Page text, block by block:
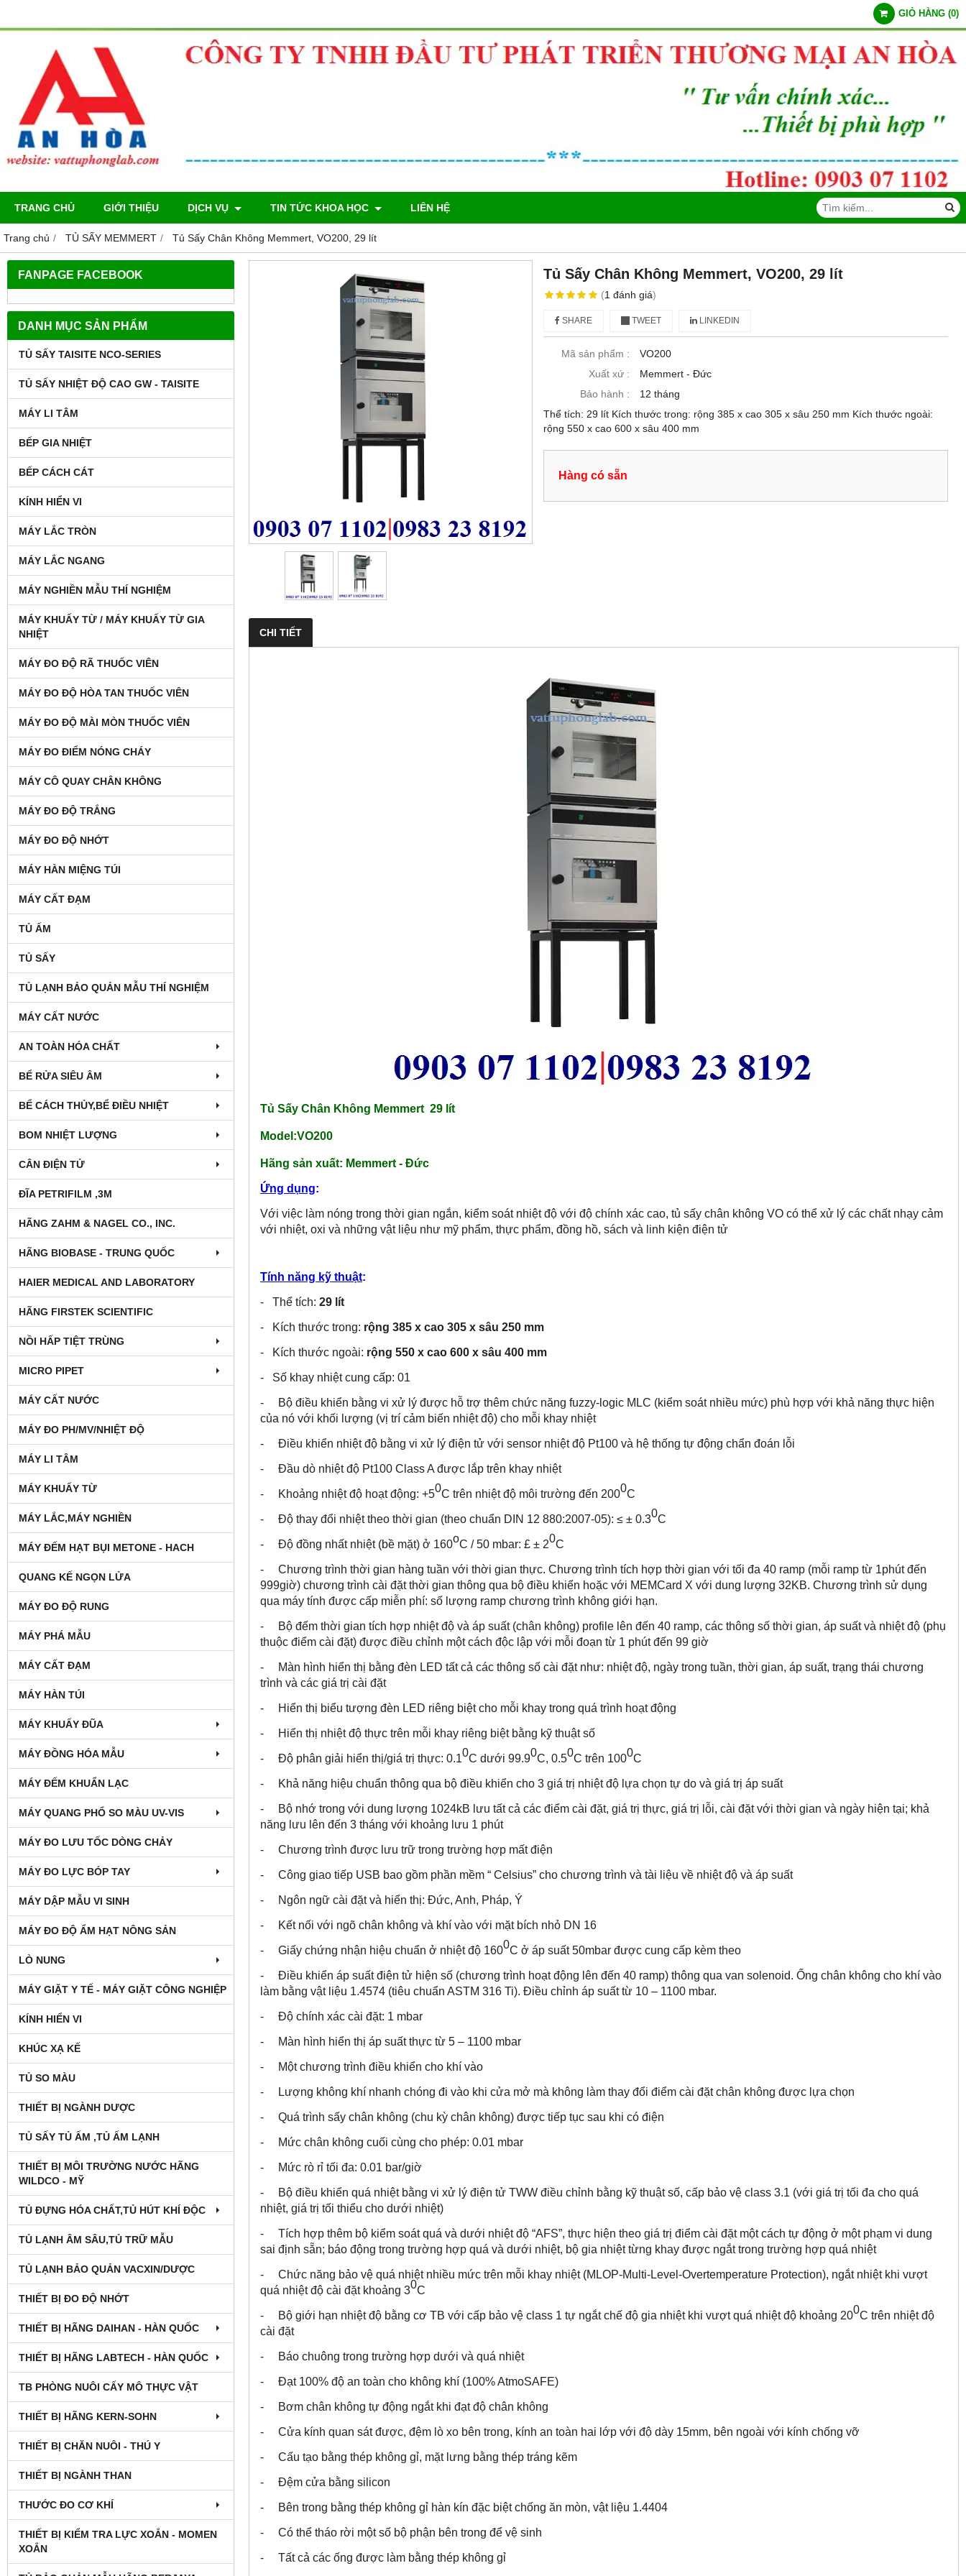
GIỎ HÀNG (0)
TRANG CHỦ GIỚI THIỆU DỊCH VỤ TIN TỨC KHOA HỌC LIÊN HỆ
Trang chủ TỦ SẤY MEMMERT Tủ Sấy Chân Không Memmert, VO200, 29 lít
FANPAGE FACEBOOK
DANH MỤC SẢN PHẨM
TỦ SẤY TAISITE NCO-SERIES
TỦ SẤY NHIỆT ĐỘ CAO GW - TAISITE
MÁY LI TÂM
BẾP GIA NHIỆT
BẾP CÁCH CÁT
KÍNH HIỂN VI
MÁY LẮC TRÒN
MÁY LẮC NGANG
MÁY NGHIỀN MẪU THÍ NGHIỆM
MÁY KHUẤY TỪ / MÁY KHUẤY TỪ GIA
NHIỆT
MÁY ĐO ĐỘ RÃ THUỐC VIÊN
MÁY ĐO ĐỘ HÒA TAN THUỐC VIÊN
MÁY ĐO ĐỘ MÀI MÒN THUỐC VIÊN
MÁY ĐO ĐIỂM NÓNG CHÁY
MÁY CÔ QUAY CHÂN KHÔNG
MÁY ĐO ĐỘ TRẮNG
MÁY ĐO ĐỘ NHỚT
MÁY HÀN MIỆNG TÚI
MÁY CẤT ĐẠM
TỦ ẤM
TỦ SẤY
TỦ LẠNH BẢO QUẢN MẪU THÍ NGHIỆM
MÁY CẤT NƯỚC
AN TOÀN HÓA CHẤT
BỂ RỬA SIÊU ÂM
BỂ CÁCH THỦY,BỂ ĐIỀU NHIỆT
BOM NHIỆT LƯỢNG
CÂN ĐIỆN TỬ
ĐĨA PETRIFILM ,3M
HÃNG ZAHM & NAGEL CO., INC.
HÃNG BIOBASE - TRUNG QUỐC
HAIER MEDICAL AND LABORATORY
HÃNG FIRSTEK SCIENTIFIC
NỒI HẤP TIỆT TRÙNG
MICRO PIPET
MÁY CẤT NƯỚC
MÁY ĐO PH/MV/NHIỆT ĐỘ
MÁY LI TÂM
MÁY KHUẤY TỪ
MÁY LẮC,MÁY NGHIỀN
MÁY ĐẾM HẠT BỤI METONE - HACH
QUANG KẾ NGỌN LỬA
MÁY ĐO ĐỘ RUNG
MÁY PHÁ MẪU
MÁY CẤT ĐẠM
MÁY HÀN TÚI
MÁY KHUẤY ĐŨA
MÁY ĐỒNG HÓA MẪU
MÁY ĐẾM KHUẨN LẠC
MÁY QUANG PHỔ SO MÀU UV-VIS
MÁY ĐO LƯU TỐC DÒNG CHẢY
MÁY ĐO LỰC BÓP TAY
MÁY DẬP MẪU VI SINH
MÁY ĐO ĐỘ ẨM HẠT NÔNG SẢN
LÒ NUNG
MÁY GIẶT Y TẾ - MÁY GIẶT CÔNG NGHIỆP
KÍNH HIỂN VI
KHÚC XẠ KẾ
TỦ SO MÀU
THIẾT BỊ NGÀNH DƯỢC
TỦ SẤY TỦ ẤM ,TỦ ẤM LẠNH
THIẾT BỊ MÔI TRƯỜNG NƯỚC HÃNG
WILDCO - MỸ
TỦ ĐỰNG HÓA CHẤT,TỦ HÚT KHÍ ĐỘC
TỦ LẠNH ÂM SÂU,TỦ TRỮ MẪU
TỦ LẠNH BẢO QUẢN VACXIN/DƯỢC
THIẾT BỊ ĐO ĐỘ NHỚT
THIẾT BỊ HÃNG DAIHAN - HÀN QUỐC
THIẾT BỊ HÃNG LABTECH - HÀN QUỐC
TB PHÒNG NUÔI CẤY MÔ THỰC VẬT
THIẾT BỊ HÃNG KERN-SOHN
THIẾT BỊ CHĂN NUÔI - THÚ Y
THIẾT BỊ NGÀNH THAN
THƯỚC ĐO CƠ KHÍ
THIẾT BỊ KIỂM TRA LỰC XOẮN - MOMEN
XOẮN
Tủ Sấy Chân Không Memmert, VO200, 29 lít
(1đánh giá)
SHARE TWEET LINKEDIN
Mã sản phẩm :
VO200
Xuất xứ :
Memmert - Đức
Bảo hành :
12 tháng
Thể tích: 29 lít Kích thước trong: rộng 385 x cao 305 x sâu 250 mm Kích thước ngoài:
rộng 550 x cao 600 x sâu 400 mm
Hàng có sẵn
CHI TIẾT
Tủ Sấy Chân Không Memmert 29 lít
Model:VO200
Hãng sản xuất: Memmert - Đức
Ứng dụng:
Với việc làm nóng trong thời gian ngắn, kiểm soát nhiệt độ với độ chính xác cao, tủ sấy chân không VO có thể xử lý các chất nhạy cảm
với nhiệt, oxi và những vật liệu như mỹ phẩm, thực phẩm, đồng hồ, sách và linh kiện điện tử
Tính năng kỹ thuật:
- Thể tích: 29 lít
- Kích thước trong: rộng 385 x cao 305 x sâu 250 mm
- Kích thước ngoài: rộng 550 x cao 600 x sâu 400 mm
- Số khay nhiệt cung cấp: 01
- Bộ điều khiển bằng vi xử lý được hỗ trợ thêm chức năng fuzzy-logic MLC (kiểm soát nhiều mức) phù hợp với khả năng thực hiện
của nó với khối lượng (vị trí cảm biến nhiệt độ) cho mỗi khay nhiệt
- Điều khiển nhiệt độ bằng vi xử lý điện tử với sensor nhiệt độ Pt100 và hệ thống tự động chẩn đoán lỗi
- Đầu dò nhiệt độ Pt100 Class A được lắp trên khay nhiệt
- Khoảng nhiệt độ hoạt động: +50C trên nhiệt độ môi trường đến 2000C
- Độ thay đổi nhiệt theo thời gian (theo chuẩn DIN 12 880:2007-05): ≤ ± 0.30C
- Độ đồng nhất nhiệt (bề mặt) ở 160oC / 50 mbar: £ ± 20C
- Chương trình thời gian hàng tuần với thời gian thực. Chương trình tích hợp thời gian với tối đa 40 ramp (mỗi ramp từ 1phút đến
999giờ) chương trình cài đặt thời gian thông qua bộ điều khiển hoặc với MEMCard X với dung lượng 32KB. Chương trình sử dụng
qua máy tính được cấp miễn phí: số lượng ramp chương trình không giới hạn.
- Bộ đếm thời gian tích hợp nhiệt độ và áp suất (chân không) profile lên đến 40 ramp, các thông số thời gian, áp suất và nhiệt độ (phụ
thuộc điểm cài đặt) được điều chỉnh một cách độc lập với mỗi đoạn từ 1 phút đến 99 giờ
- Màn hình hiển thị bằng đèn LED tất cả các thông số cài đặt như: nhiệt độ, ngày trong tuần, thời gian, áp suất, trạng thái chương
trình và các giá trị cài đặt
- Hiển thị biểu tượng đèn LED riêng biệt cho mỗi khay trong quá trình hoạt động
- Hiển thị nhiệt độ thực trên mỗi khay riêng biệt bằng kỹ thuật số
- Độ phân giải hiển thị/giá trị thực: 0.10C dưới 99.90C, 0.50C trên 1000C
- Khả năng hiệu chuẩn thông qua bộ điều khiển cho 3 giá trị nhiệt độ lựa chọn tự do và giá trị áp suất
- Bộ nhớ trong với dung lượng 1024kB lưu tất cả các điểm cài đặt, giá trị thực, giá trị lỗi, cài đặt với thời gian và ngày hiện tại; khả
năng lưu lên đến 3 tháng với khoảng lưu 1 phút
- Chương trình được lưu trữ trong trường hợp mất điện
- Công giao tiếp USB bao gồm phần mềm “ Celsius” cho chương trình và tài liệu về nhiệt độ và áp suất
- Ngôn ngữ cài đặt và hiển thị: Đức, Anh, Pháp, Ý
- Kết nối với ngõ chân không và khí vào với mặt bích nhỏ DN 16
- Giấy chứng nhận hiệu chuẩn ở nhiệt độ 1600C ở áp suất 50mbar được cung cấp kèm theo
- Điều khiển áp suất điện tử hiện số (chương trình hoạt động lên đến 40 ramp) thông qua van solenoid. Ống chân không cho khí vào
làm bằng vật liệu 1.4574 (tiêu chuẩn ASTM 316 Ti). Điều chỉnh áp suất từ 10 – 1100 mbar.
- Độ chính xác cài đặt: 1 mbar
- Màn hình hiển thị áp suất thực từ 5 – 1100 mbar
- Một chương trình điều khiển cho khí vào
- Lượng không khí nhanh chóng đi vào khi cửa mở mà không làm thay đổi điểm cài đặt chân không được lựa chọn
- Quá trình sấy chân không (chu kỳ chân không) được tiếp tục sau khi có điện
- Mức chân không cuối cùng cho phép: 0.01 mbar
- Mức rò rỉ tối đa: 0.01 bar/giờ
- Bộ điều khiển quá nhiệt bằng vi xử lý điện tử TWW điều chỉnh bằng kỹ thuật số, cấp bảo vệ class 3.1 (với giá trị tối đa cho quá
nhiệt, giá trị tối thiểu cho dưới nhiệt)
- Tích hợp thêm bộ kiểm soát quá và dưới nhiệt độ “AFS”, thực hiện theo giá trị điểm cài đặt một cách tự động ở một phạm vi dung
sai định sẵn; báo động trong trường hợp quá và dưới nhiệt, bộ gia nhiệt từng khay được ngắt trong trường hợp quá nhiệt
- Chức năng bảo vệ quá nhiệt nhiều mức trên mỗi khay nhiệt (MLOP-Multi-Level-Overtemperature Protection), ngắt nhiệt khi vượt
quá nhiệt độ cài đặt khoảng 30C
- Bộ giới hạn nhiệt độ bằng cơ TB với cấp bảo vệ class 1 tự ngắt chế độ gia nhiệt khi vượt quá nhiệt độ khoảng 200C trên nhiệt độ
cài đặt
- Báo chuông trong trường hợp dưới và quá nhiệt
- Đạt 100% độ an toàn cho không khí (100% AtmoSAFE)
- Bơm chân không tự động ngắt khi đạt độ chân không
- Cửa kính quan sát được, đệm lò xo bên trong, kính an toàn hai lớp với độ dày 15mm, bên ngoài với kính chống vỡ
- Cấu tạo bằng thép không gỉ, mặt lưng bằng thép tráng kẽm
- Đệm cửa bằng silicon
- Bên trong bằng thép không gỉ hàn kín đặc biệt chống ăn mòn, vật liệu 1.4404
- Có thể tháo rời một số bộ phận bên trong để vệ sinh
- Tất cả các ống được làm bằng thép không gỉ